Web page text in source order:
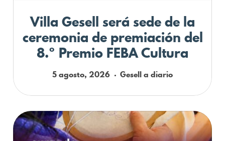
Villa Gesell será sede de la
ceremonia de premiación del
8.º Premio FEBA Cultura
5 agosto, 2026 Gesell a diario